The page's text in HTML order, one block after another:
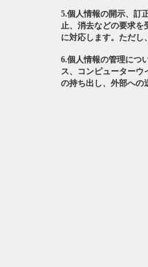
5.個人情報の開示、訂
止、消去などの要求を
に対応します。ただし
6.個人情報の管理につ
ス、コンピューターウ
の持ち出し、外部への